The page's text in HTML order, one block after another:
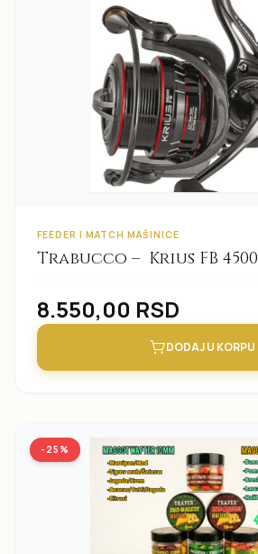
FEEDER I MATCH MAŠINICE
Trabucco – Krius FB 4500
8.550,00 RSD
DODAJ U KORPU
-25%